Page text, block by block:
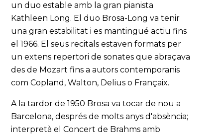
un duo estable amb la gran pianista
Kathleen Long. El duo Brosa-Long va tenir
una gran estabilitat i es mantingué actiu fins
el 1966. El seus recitals estaven formats per
un extens repertori de sonates que abraçava
des de Mozart fins a autors contemporanis
com Copland, Walton, Delius o Françaix.
A la tardor de 1950 Brosa va tocar de nou a
Barcelona, després de molts anys d'absència;
interpretà el Concert de Brahms amb